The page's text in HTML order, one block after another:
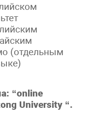
(отдельным
“online
University “.